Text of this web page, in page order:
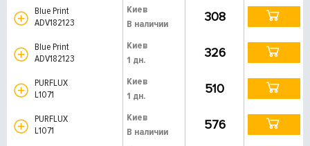
Blue Print
ADV182123
Киев
В наличии
308
Blue Print
ADV182123
Киев
1 дн.
326
PURFLUX
L1071
Киев
1 дн.
510
PURFLUX
L1071
Киев
В наличии
576